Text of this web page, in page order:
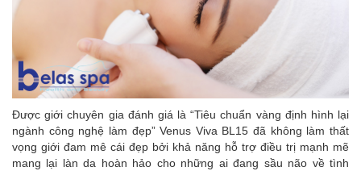
Được giới chuyên gia đánh giá là “Tiêu chuẩn vàng định hình lại
ngành công nghệ làm đẹp” Venus Viva BL15 đã không làm thất
vọng giới đam mê cái đẹp bởi khả năng hỗ trợ điều trị mạnh mẽ
mang lại làn da hoàn hảo cho những ai đang sầu não về tình